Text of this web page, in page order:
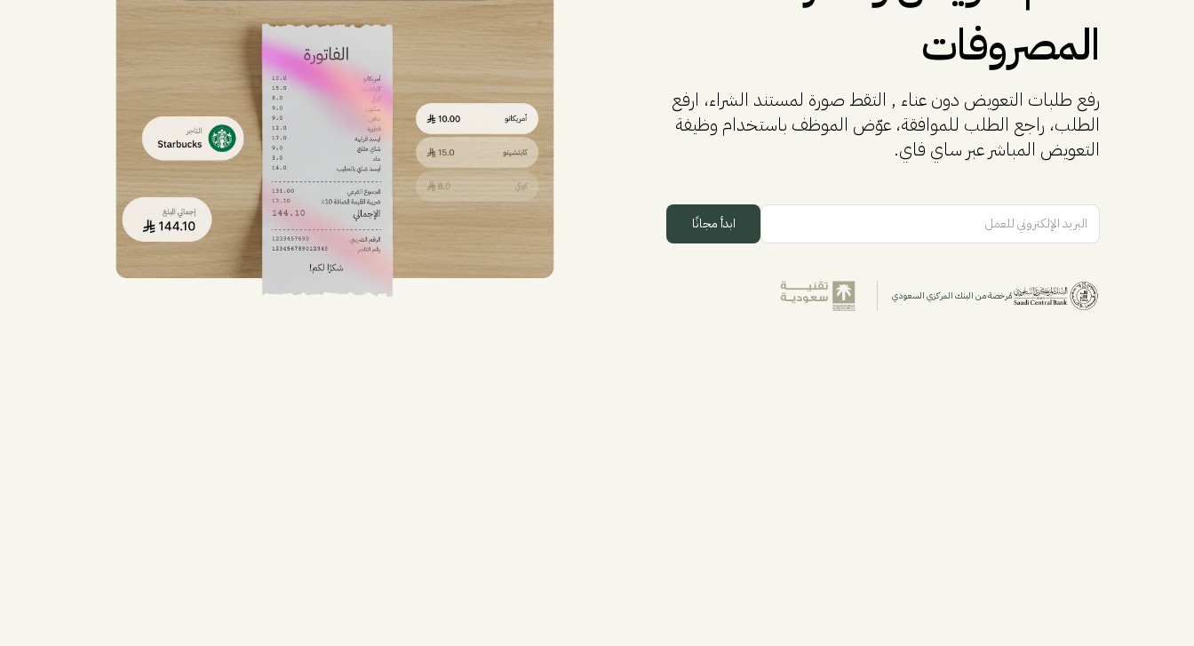
المصروفات
رفع طلبات التعويض دون عناء , التقط صورة لمستند الشراء، ارفع
الطلب، راجع الطلب للموافقة، عوّض الموظف باستخدام وظيفة
التعويض المباشر عبر ساي فاي.
البريد الإلكتروني للعمل ابدأ مجانًا
مُرخصة من البنك المركزي السعودي